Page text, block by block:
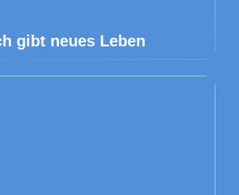
gibt neues Leben